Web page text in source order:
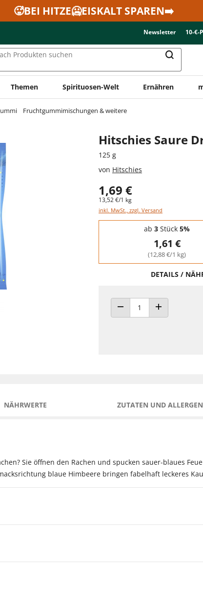
🥵BEI HITZE🥶EISKALT SPAREN➡️
Newsletter 10-€-
Produkten suchen
Themen Spirituosen-Welt Ernähren
Fruchtgummimischungen & weitere
Hitschies Saure
125 g
von Hitschies
1,69 €
13,52 €/1 kg
inkl. MwSt., zzgl. Versand
Staffelpreise - Mengenrabatt
ab 3 Stück 5%
1,61 €
(12,88 €/1 kg)
DETAILS /
ANZAHL VERRINGERN
ANZAHL
NÄHRWERTE ZUTATEN UND
Sie öffnen den Rachen und spucken sauer-blaues
blaue Himbeere bringen fabelhaft leckeres